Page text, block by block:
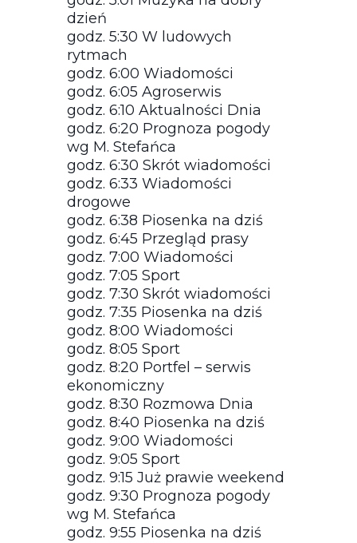
dzień
godz. 5:30 W ludowych
rytmach
godz. 6:00 Wiadomości
godz. 6:05 Agroserwis
godz. 6:10 Aktualności Dnia
godz. 6:20 Prognoza pogody
wg M. Stefańca
godz. 6:30 Skrót wiadomości
godz. 6:33 Wiadomości
drogowe
godz. 6:38 Piosenka na dziś
godz. 6:45 Przegląd prasy
godz. 7:00 Wiadomości
godz. 7:05 Sport
godz. 7:30 Skrót wiadomości
godz. 7:35 Piosenka na dziś
godz. 8:00 Wiadomości
godz. 8:05 Sport
godz. 8:20 Portfel – serwis
ekonomiczny
godz. 8:30 Rozmowa Dnia
godz. 8:40 Piosenka na dziś
godz. 9:00 Wiadomości
godz. 9:05 Sport
godz. 9:15 Już prawie weekend
godz. 9:30 Prognoza pogody
wg M. Stefańca
godz. 9:55 Piosenka na dziś